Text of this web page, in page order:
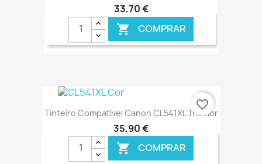
33,70 €
 COMPRAR
€ ONLINE
Tinteiro Compatível Canon CL541XL Tricolor
35,90 €
 COMPRAR
favorite_border